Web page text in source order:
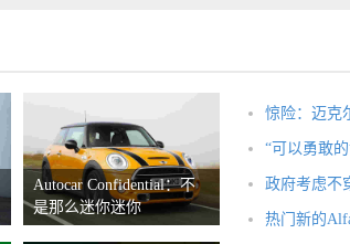
Autocar Confidential：不
是那么迷你迷你
惊险：迈克
“可以勇敢
政府考虑不
热门新的